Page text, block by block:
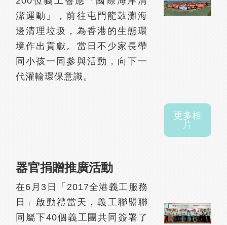
潔運動」，前往屯門龍鼓灘海
邊清理垃圾，為香港的生態環
境作出貢獻。當日不少家長帶
同小孩一同參與活動，向下一
代灌輸環保意識。
更多相
片
器官捐贈推廣活動
在6月3日「2017全港義工服務
日」啟動禮當天，義工聯盟聯
同屬下40個義工團共同簽署了